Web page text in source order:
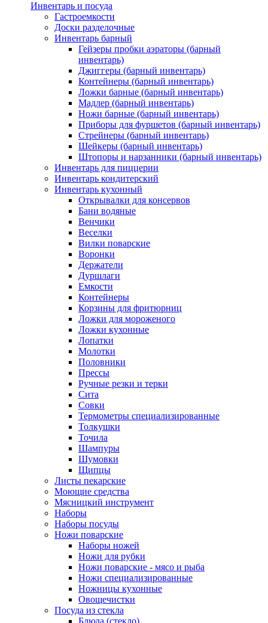
Инвентарь и посуда
Гастроемкости
Доски разделочные
Инвентарь барный
Гейзеры пробки аэраторы (барный
инвентарь)
Джиггеры (барный инвентарь)
Контейнеры (барный инвентарь)
Ложки барные (барный инвентарь)
Мадлер (барный инвентарь)
Ножи барные (барный инвентарь)
Приборы для фуршетов (барный инвентарь)
Стрейнеры (барный инвентарь)
Шейкеры (барный инвентарь)
Штопоры и нарзанники (барный инвентарь)
Инвентарь для пиццерии
Инвентарь кондитерский
Инвентарь кухонный
Открывалки для консервов
Бани водяные
Венчики
Веселки
Вилки поварские
Воронки
Держатели
Дуршлаги
Емкости
Контейнеры
Корзины для фритюрниц
Ложки для мороженого
Ложки кухонные
Лопатки
Молотки
Половники
Прессы
Ручные резки и терки
Сита
Совки
Термометры специализированные
Толкушки
Точила
Шампуры
Шумовки
Щипцы
Листы пекарские
Моющие средства
Мясницкий инструмент
Наборы
Наборы посуды
Ножи поварские
Наборы ножей
Ножи для рубки
Ножи поварские - мясо и рыба
Ножи специализированные
Ножницы кухонные
Овощечистки
Посуда из стекла
Блюда (стекло)